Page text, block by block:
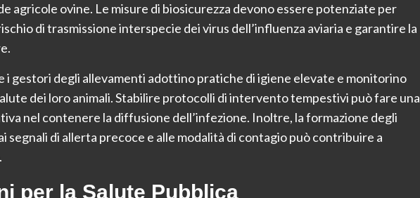
agricole ovine. Le misure di biosicurezza devono essere potenziate per
di trasmissione interspecie dei virus dell’influenza aviaria e garantire la
i gestori degli allevamenti adottino pratiche di igiene elevate e monitorino
dei loro animali. Stabilire protocolli di intervento tempestivi può fare una
nel contenere la diffusione dell’infezione. Inoltre, la formazione degli
segnali di allerta precoce e alle modalità di contagio può contribuire a
per la Salute Pubblica